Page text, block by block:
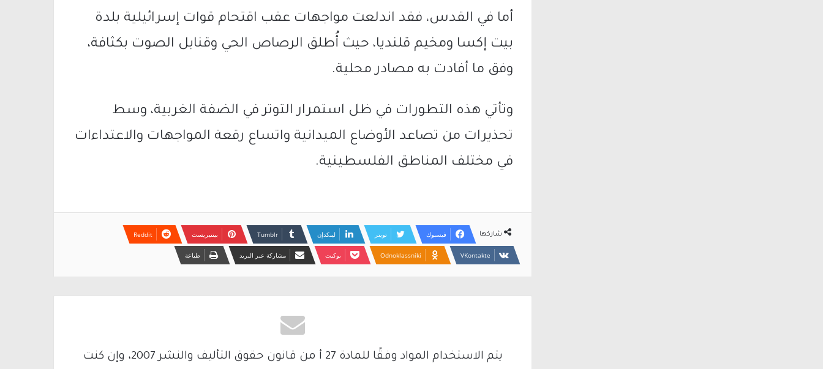
أما في القدس، فقد اندلعت مواجهات عقب اقتحام قوات إسرائيلية بلدة
بيت إكسا ومخيم قلنديا، حيث أُطلق الرصاص الحي وقنابل الصوت بكثافة،
وفق ما أفادت به مصادر محلية.
وتأتي هذه التطورات في ظل استمرار التوتر في الضفة الغربية، وسط
تحذيرات من تصاعد الأوضاع الميدانية واتساع رقعة المواجهات والاعتداءات
في مختلف المناطق الفلسطينية.
شاركها فيسبوك تويتر لينكدإن بينتيريست
Odnoklassniki بوكيت مشاركة عبر البريد طباعة
يتم الاستخدام المواد وفقًا للمادة 27 أ من قانون حقوق التأليف والنشر 2007، وإن كنت